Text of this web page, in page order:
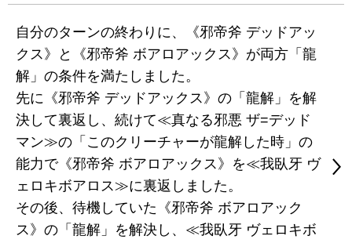
自分のターンの終わりに、《邪帝斧 デッドアッ
クス》と《邪帝斧 ボアロアックス》が両方「龍
解」の条件を満たしました。
先に《邪帝斧 デッドアックス》の「龍解」を解
決して裏返し、続けて≪真なる邪悪 ザ=デッド
マン≫の「このクリーチャーが龍解した時」の
能力で《邪帝斧 ボアロアックス》を≪我臥牙 ヴ
ェロキボアロス≫に裏返しました。
その後、待機していた《邪帝斧 ボアロアック
ス》の「龍解」を解決し、≪我臥牙 ヴェロキボ